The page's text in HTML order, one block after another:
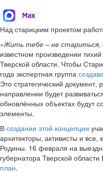
Над старицким проектом
«Жить тебе – не
известном произведении
Тверской области. Чтобы
года экспертная группа
Это стратегический
направлении будет
обновлённых объектах будут
элементы.
В создании этой концепции
архитекторы, активисты и
Родины. 16 февраля на
губернатора Тверской
план.